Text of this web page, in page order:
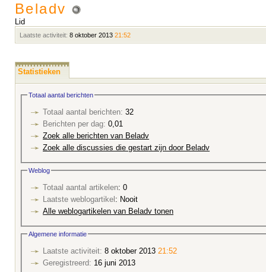
Beladv
Lid
Laatste activiteit: 8 oktober 2013 21:52
Statistieken
Totaal aantal berichten
Totaal aantal berichten: 32
Berichten per dag: 0,01
Zoek alle berichten van Beladv
Zoek alle discussies die gestart zijn door Beladv
Weblog
Totaal aantal artikelen: 0
Laatste weblogartikel
: Nooit
Alle weblogartikelen van Beladv tonen
Algemene informatie
Laatste activiteit: 8 oktober 2013 21:52
Geregistreerd: 16 juni 2013